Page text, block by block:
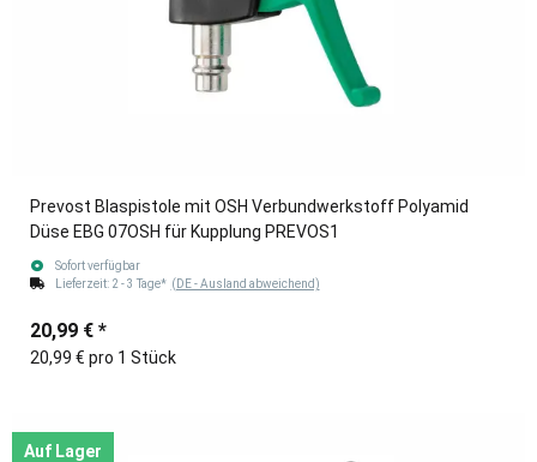
Prevost Blaspistole mit OSH Verbundwerkstoff Polyamid
Düse EBG 07OSH für Kupplung PREVOS1
Sofort verfügbar
Lieferzeit: 2 - 3 Tage* (DE - Ausland abweichend)
20,99 € *
20,99 € pro 1 Stück
Auf Lager